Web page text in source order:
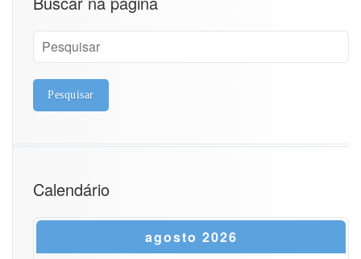
Calendário
agosto 2026